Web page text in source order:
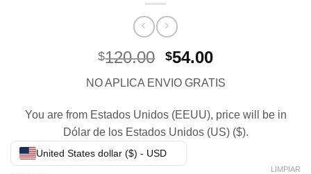
$120.00 El
original
era:
$120.00.
$54.00El
actual
es:
$54.00.
NO APLICA ENVIO GRATIS
You are from Estados Unidos (EEUU), price will be in
Dólar de los Estados Unidos (US) ($).
United States dollar ($) - USD
LIMPIAR